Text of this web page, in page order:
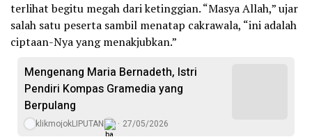
terlihat begitu megah dari ketinggian. “Masya Allah,” ujar
salah satu peserta sambil menatap cakrawala, “ini adalah
ciptaan-Nya yang menakjubkan.”
Mengenang Maria Bernadeth, Istri
Pendiri Kompas Gramedia yang
Berpulang
klikmojokLIPUTAN 27/05/2026